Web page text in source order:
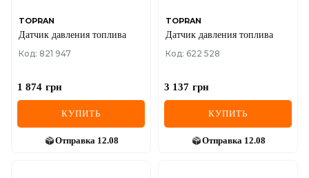
TOPRAN
Датчик давления топлива
Код: 821 947
1 874 грн
КУПИТЬ
Отправка 12.08
TOPRAN
Датчик давления топлива
Код: 622 528
3 137 грн
КУПИТЬ
Отправка 12.08